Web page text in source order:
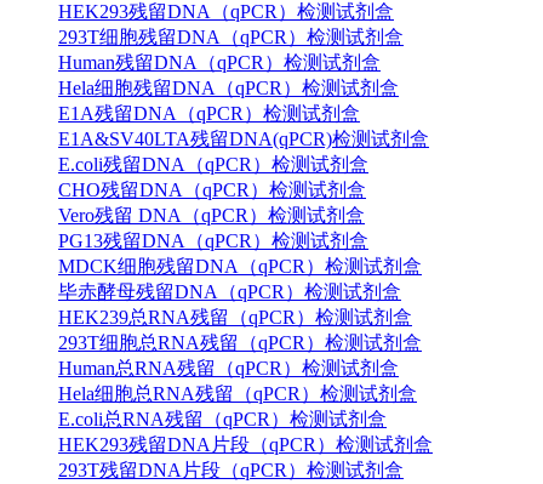
HEK293残留DNA（qPCR）检测试剂盒
293T细胞残留DNA（qPCR）检测试剂盒
Human残留DNA（qPCR）检测试剂盒
Hela细胞残留DNA（qPCR）检测试剂盒
E1A残留DNA（qPCR）检测试剂盒
E1A&SV40LTA残留DNA(qPCR)检测试剂盒
E.coli残留DNA（qPCR）检测试剂盒
CHO残留DNA（qPCR）检测试剂盒
Vero残留 DNA（qPCR）检测试剂盒
PG13残留DNA（qPCR）检测试剂盒
MDCK细胞残留DNA（qPCR）检测试剂盒
毕赤酵母残留DNA（qPCR）检测试剂盒
HEK239总RNA残留（qPCR）检测试剂盒
293T细胞总RNA残留（qPCR）检测试剂盒
Human总RNA残留（qPCR）检测试剂盒
Hela细胞总RNA残留（qPCR）检测试剂盒
E.coli总RNA残留（qPCR）检测试剂盒
HEK293残留DNA片段（qPCR）检测试剂盒
293T残留DNA片段（qPCR）检测试剂盒